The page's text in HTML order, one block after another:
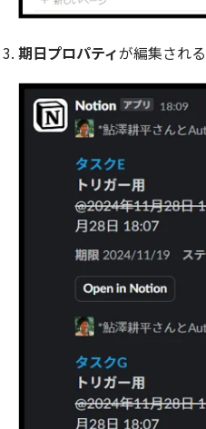
期日プロパティが編集され